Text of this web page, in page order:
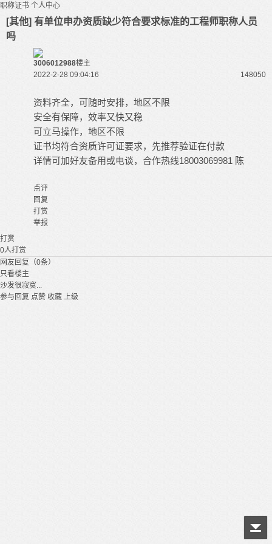
职称证书 个人中心
[其他] 有单位申办资质缺少符合要求标准的工程师职称人员
吗
3006012988楼主
2022-2-28 09:04:16
148050
资料齐全，可随时安排，地区不限
安全有保障，效率又快又稳
可立马操作，地区不限
证书均符合资质许可证要求，先推荐验证在付款
详情可加好友备用或电谈，合作热线18003069981 陈
点评
回复
打赏
举报
打赏
0人打赏
网友回复（0条）
只看楼主
沙发很寂寞...
参与回复 点赞 收藏 上级